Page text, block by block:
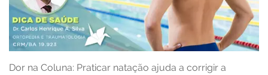
Dor na Coluna: Praticar natação ajuda a corrigir a